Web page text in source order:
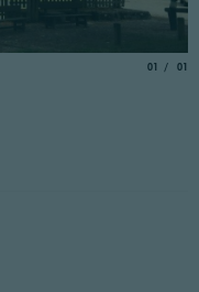
01 di
01